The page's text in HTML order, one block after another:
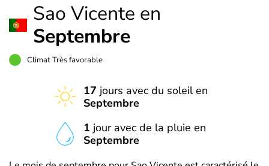
Sao Vicente en
Septembre
Climat Très favorable
17 jours avec du soleil en
Septembre
1 jour avec de la pluie en
Septembre